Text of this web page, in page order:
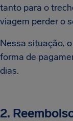
tanto para o
viagem perder o
Nessa situação,
forma de
dias.
2.